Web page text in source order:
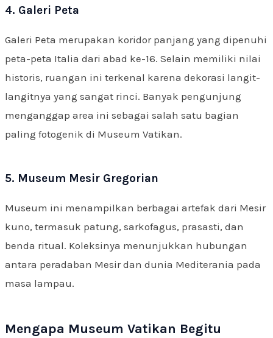
4. Galeri Peta
Galeri Peta merupakan koridor panjang yang dipenuhi
peta-peta Italia dari abad ke-16. Selain memiliki nilai
historis, ruangan ini terkenal karena dekorasi langit-
langitnya yang sangat rinci. Banyak pengunjung
menganggap area ini sebagai salah satu bagian
paling fotogenik di Museum Vatikan.
5. Museum Mesir Gregorian
Museum ini menampilkan berbagai artefak dari Mesir
kuno, termasuk patung, sarkofagus, prasasti, dan
benda ritual. Koleksinya menunjukkan hubungan
antara peradaban Mesir dan dunia Mediterania pada
masa lampau.
Mengapa Museum Vatikan Begitu